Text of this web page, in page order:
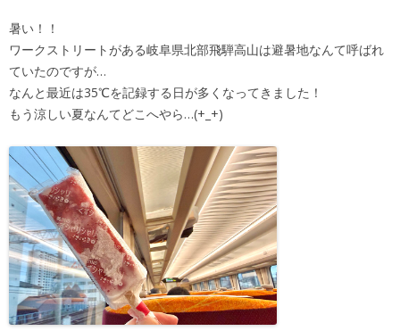
暑い！！
ワークストリートがある岐阜県北部飛騨高山は避暑地なんて呼ばれ
ていたのですが…
なんと最近は35℃を記録する日が多くなってきました！
もう涼しい夏なんてどこへやら…(+_+)